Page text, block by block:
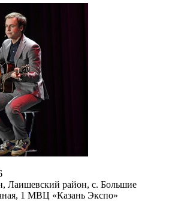
Лаишевский район, с. Большие
1 МВЦ «Казань Экспо»